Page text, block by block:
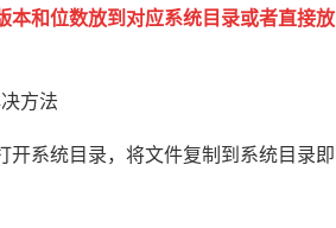
本和位数放到对应系统目录或者直接放
开系统目录，将文件复制到系统目录即